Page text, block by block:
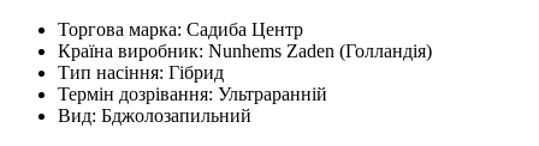
Торгова марка: Садиба Центр
Країна виробник: Nunhems Zaden (Голландія)
Тип насіння: Гібрид
Термін дозрівання: Ультраранній
Вид: Бджолозапильний